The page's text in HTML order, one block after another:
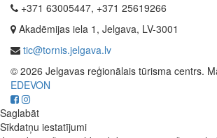
+371 63005447, +371 25619266
Akadēmijas iela 1, Jelgava, LV-3001
tic@tornis.jelgava.lv
© 2026 Jelgavas reģionālais tūrisma centrs.
EDEVON
Saglabāt
Sīkdatņu iestatījumi